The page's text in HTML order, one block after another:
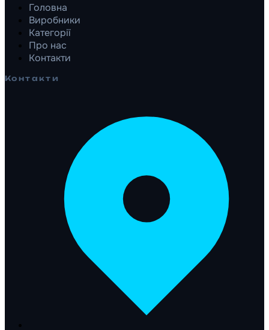
Головна
Виробники
Категорії
Про нас
Контакти
Контакти